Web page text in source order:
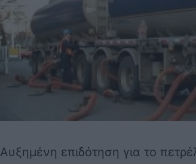
Αυξημένη επιδότηση για το